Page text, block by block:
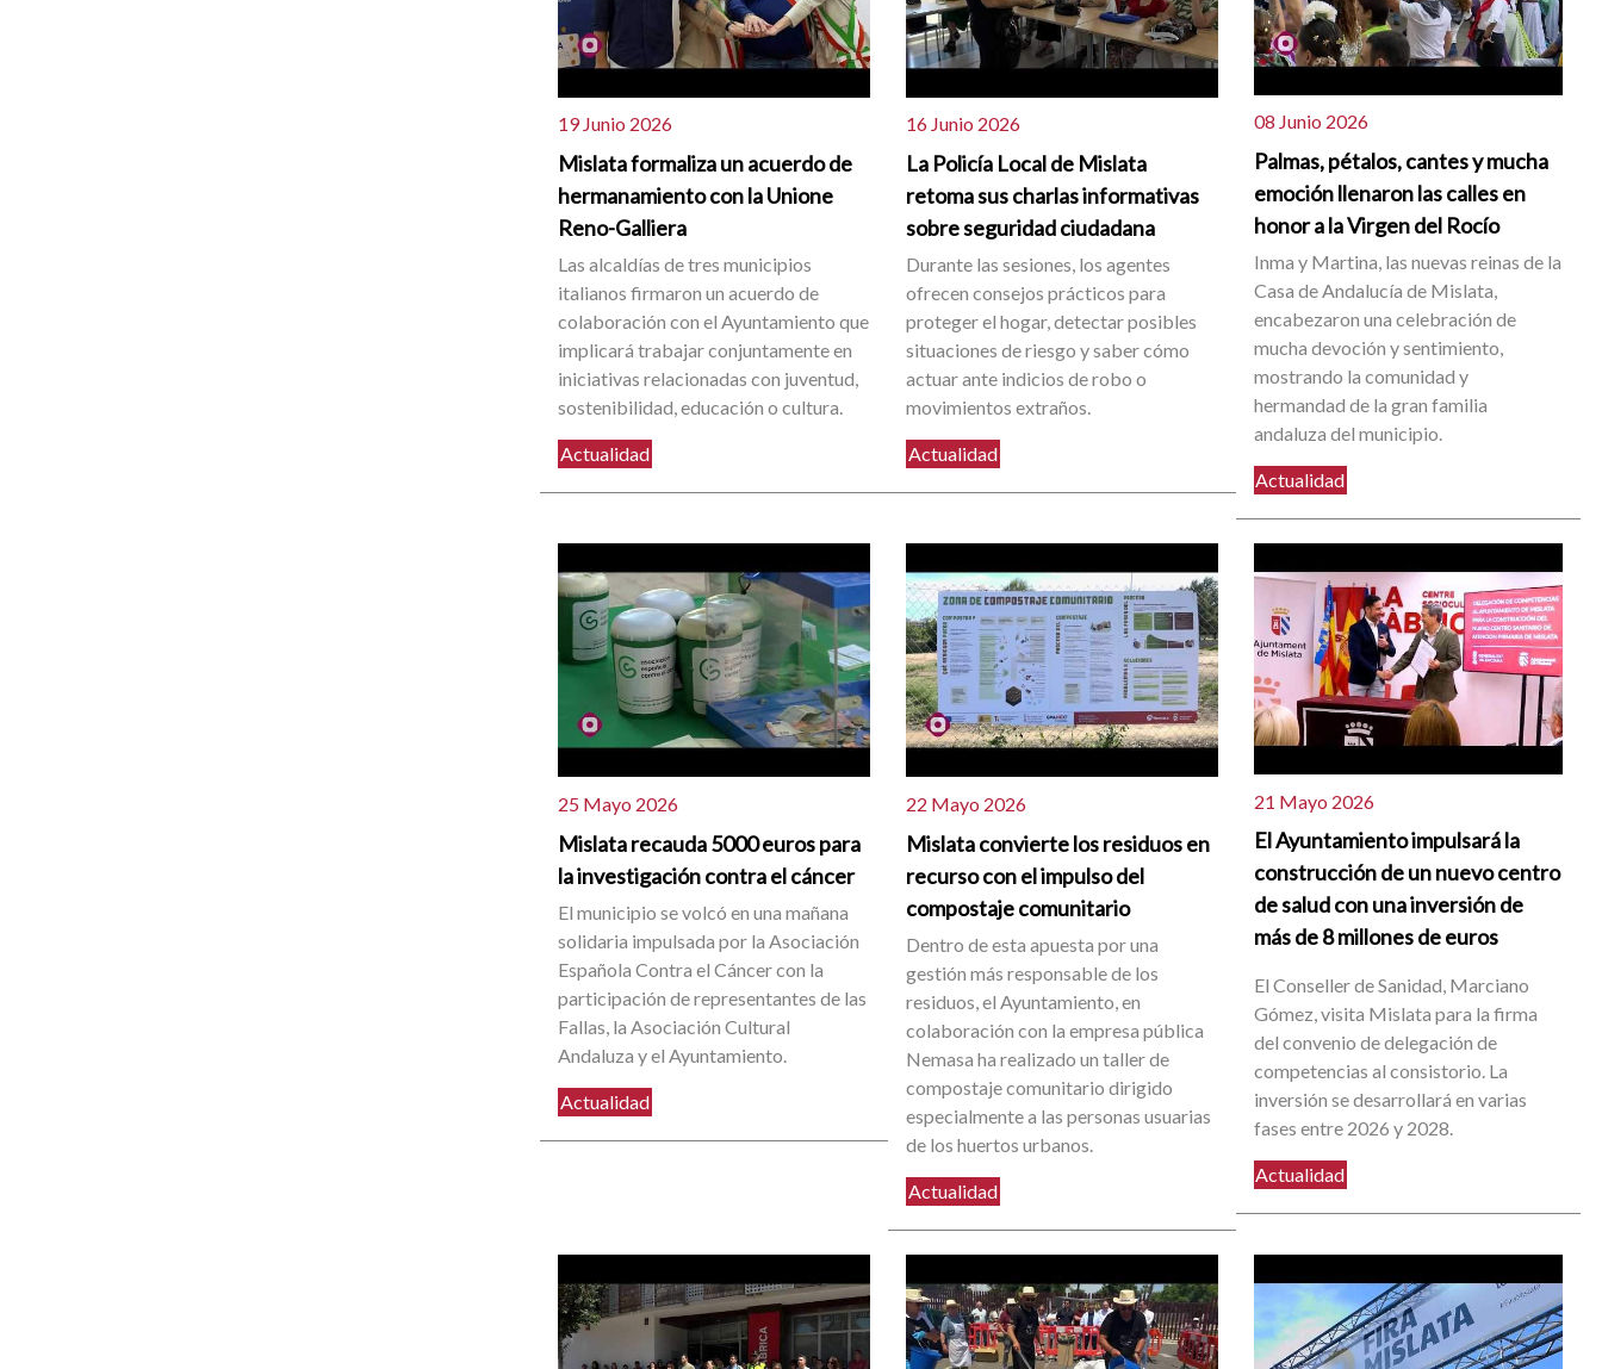
19 Junio 2026
Mislata formaliza un acuerdo de
hermanamiento con la Unione
Reno-Galliera
Las alcaldías de tres municipios
italianos firmaron un acuerdo de
colaboración con el Ayuntamiento que
implicará trabajar conjuntamente en
iniciativas relacionadas con juventud,
sostenibilidad, educación o cultura.
Actualidad
16 Junio 2026
La Policía Local de Mislata
retoma sus charlas informativas
sobre seguridad ciudadana
Durante las sesiones, los agentes
ofrecen consejos prácticos para
proteger el hogar, detectar posibles
situaciones de riesgo y saber cómo
actuar ante indicios de robo o
movimientos extraños.
Actualidad
08 Junio 2026
Palmas, pétalos, cantes y mucha
emoción llenaron las calles en
honor a la Virgen del Rocío
Inma y Martina, las nuevas reinas de la
Casa de Andalucía de Mislata,
encabezaron una celebración de
mucha devoción y sentimiento,
mostrando la comunidad y
hermandad de la gran familia
andaluza del municipio.
Actualidad
25 Mayo 2026
Mislata recauda 5000 euros para
la investigación contra el cáncer
El municipio se volcó en una mañana
solidaria impulsada por la Asociación
Española Contra el Cáncer con la
participación de representantes de las
Fallas, la Asociación Cultural
Andaluza y el Ayuntamiento.
Actualidad
22 Mayo 2026
Mislata convierte los residuos en
recurso con el impulso del
compostaje comunitario
Dentro de esta apuesta por una
gestión más responsable de los
residuos, el Ayuntamiento, en
colaboración con la empresa pública
Nemasa ha realizado un taller de
compostaje comunitario dirigido
especialmente a las personas usuarias
de los huertos urbanos.
Actualidad
21 Mayo 2026
El Ayuntamiento impulsará la
construcción de un nuevo centro
de salud con una inversión de
más de 8 millones de euros
El Conseller de Sanidad, Marciano
Gómez, visita Mislata para la firma
del convenio de delegación de
competencias al consistorio. La
inversión se desarrollará en varias
fases entre 2026 y 2028.
Actualidad